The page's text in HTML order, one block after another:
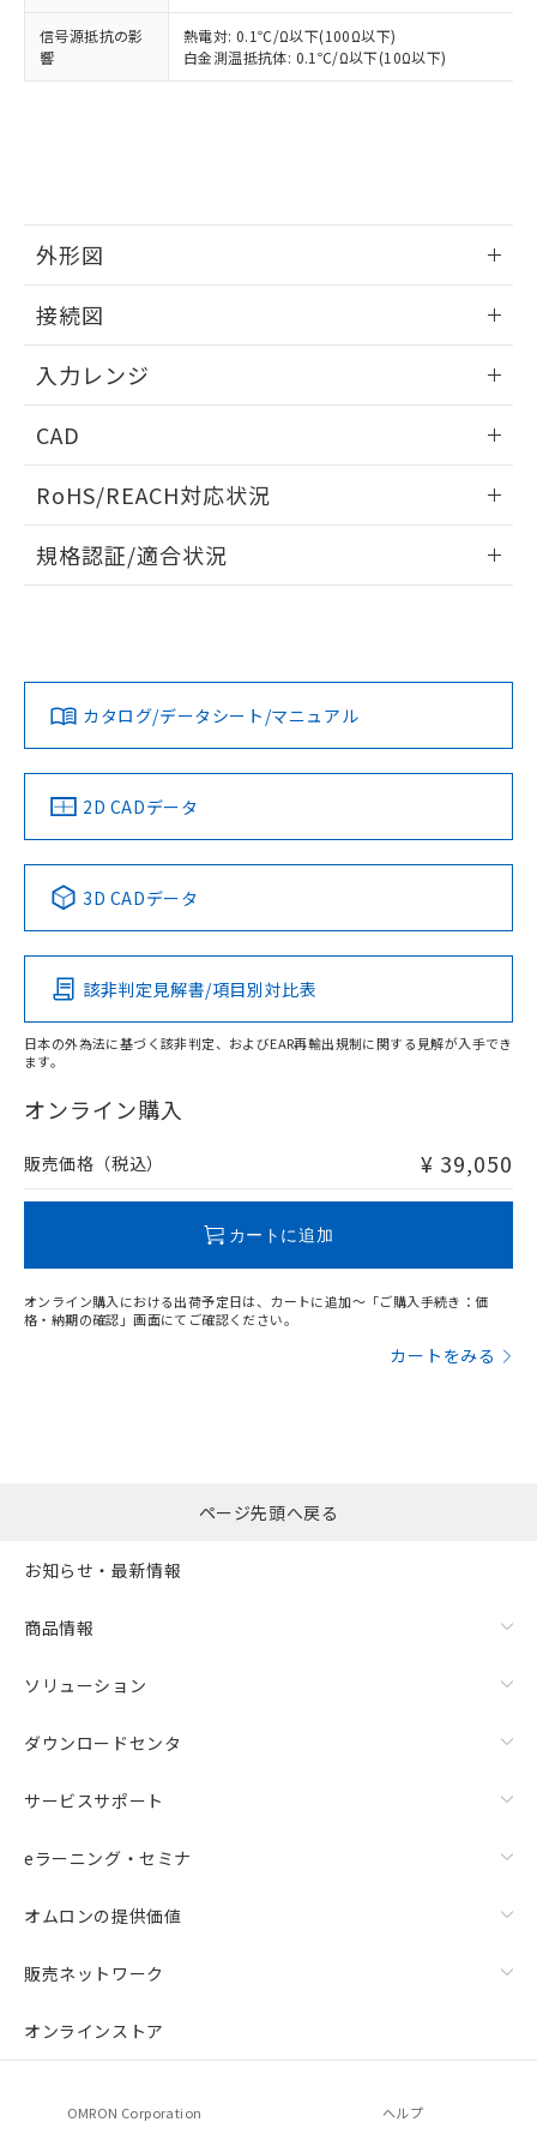
信号源抵抗の影
響
熱電対: 0.1℃/Ω以下(100Ω以下)
白金測温抵抗体: 0.1℃/Ω以下(10Ω以下)
外形図
接続図
入力レンジ
CAD
ドすることができます。
ログイン/会員登録
ダウンロードデータをご利用いただく前に、以下を必ずお読
みください。
ソフトウェアの使用条件
RoHS/REACH対応状況
EU RoHS 注意事項・凡例
対応済み
中国 RoHS 注意事項・凡例
Pb Hg Cd Cr(VI)
O
在庫等で未対応品が混在する可能性があります。
問い合わせください。
規格認証/適合状況
LR型式承認
（イギリス
船舶規格）
DNV型式承認
（ノルウェー
BV型式承認
（フランス
KR型式
（韓国
Yes No No No
この製品の規格認証/適合状況ページへ
その他の認証はこちらのページからご検索ください
カタログ/データシート/マニュアル
2D CADデータ
3D CADデータ
該非判定見解書/項目別対比表
日本の外為法に基づく該非判定、およびEAR再輸出規制に関する見解が入手でき
ます。
オンライン購入
販売価格（税込） ¥ 39,050
カートに追加
オンライン購入における出荷予定日は、カートに追加～「ご購入手続き：価
格・納期の確認」画面にてご確認ください。
カートをみる
ページ先頭へ戻る
お知らせ・最新情報
商品情報
ソリューション
ダウンロードセンタ
サービスサポート
eラーニング・セミナ
オムロンの提供価値
販売ネットワーク
オンラインストア
OMRON Corporation ヘルプ